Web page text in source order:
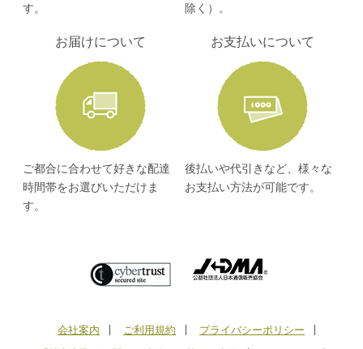
す。
除く）。
お届けについて
ご都合に合わせて好きな配達
時間帯をお選びいただけま
す。
お支払いについて
後払いや代引きなど、様々な
お支払い方法が可能です。
会社案内 ご利用規約
プライバシーポリシー